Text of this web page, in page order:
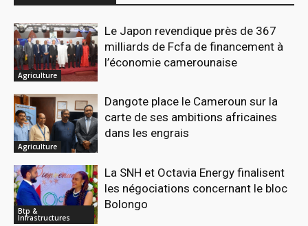
Agriculture
Le Japon revendique près de 367
milliards de Fcfa de financement à
l’économie camerounaise
Agriculture
Dangote place le Cameroun sur la
carte de ses ambitions africaines
dans les engrais
Btp &
Infrastructures
La SNH et Octavia Energy finalisent
les négociations concernant le bloc
Bolongo